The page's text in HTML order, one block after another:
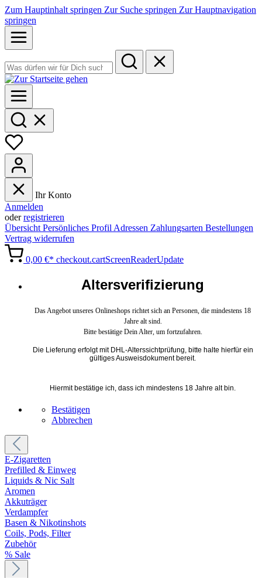
Zum Hauptinhalt springen Zur Suche springen Zur Hauptnavigation
springen
Ihr Konto
Anmelden
oderregistrieren
Übersicht Persönliches Profil Adressen Zahlungsarten Bestellungen
Vertrag widerrufen
0,00 €* checkout.cartScreenReaderUpdate
Altersverifizierung
Das Angebot unseres Onlineshops richtet sich an Personen, die mindestens 18
Jahre alt sind.
Bitte bestätige Dein Alter, um fortzufahren.
Die Lieferung erfolgt mit DHL-Alterssichtprüfung, bitte halte hierfür ein
gültiges Ausweisdokument bereit.
Hiermit bestätige ich, dass ich mindestens 18 Jahre alt bin.
Bestätigen
Abbrechen
E-Zigaretten
Prefilled & Einweg
Liquids & Nic Salt
Aromen
Akkuträger
Verdampfer
Basen & Nikotinshots
Coils, Pods, Filter
Zubehör
% Sale